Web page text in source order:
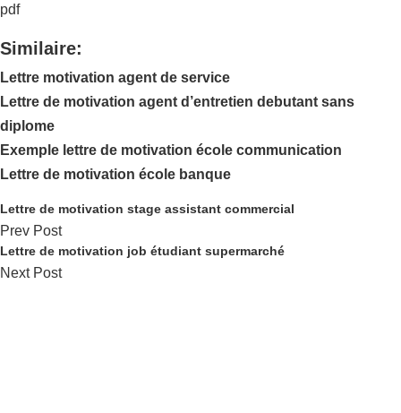
pdf
Similaire:
Lettre motivation agent de service
Lettre de motivation agent d’entretien debutant sans
diplome
Exemple lettre de motivation école communication
Lettre de motivation école banque
Lettre de motivation stage assistant commercial
Prev Post
Lettre de motivation job étudiant supermarché
Next Post